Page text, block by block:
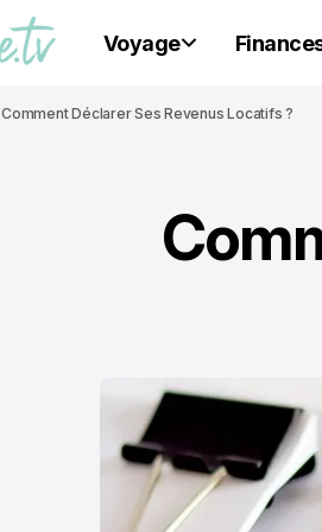
Voyage
Comment Déclarer Ses Revenus Locatifs ?